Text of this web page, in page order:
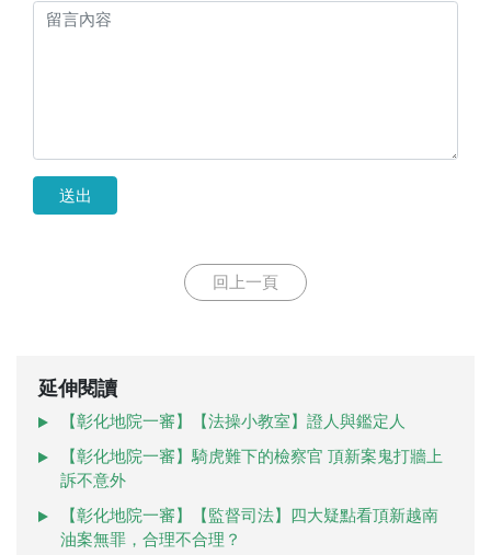
送出
回上一頁
延伸閱讀
【彰化地院一審】【法操小教室】證人與鑑定人
【彰化地院一審】騎虎難下的檢察官 頂新案鬼打牆上
訴不意外
【彰化地院一審】【監督司法】四大疑點看頂新越南
油案無罪，合理不合理？